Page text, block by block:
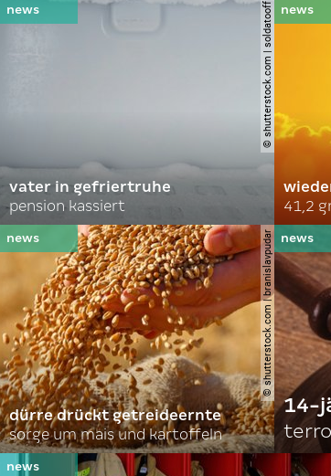
© shutterstock.com | soldatooff
vater in gefriertruhe
pension kassiert
41,2
© shutterstock.com | branislavpudar
dürre drückt getreideernte
sorge um mais und kartoffeln
14-